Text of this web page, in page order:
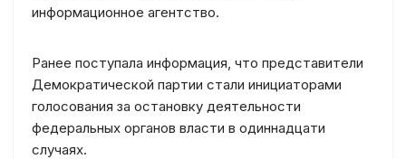
информационное агентство.
Ранее поступала информация, что представители
Демократической партии стали инициаторами
голосования за остановку деятельности
федеральных органов власти в одиннадцати
случаях.